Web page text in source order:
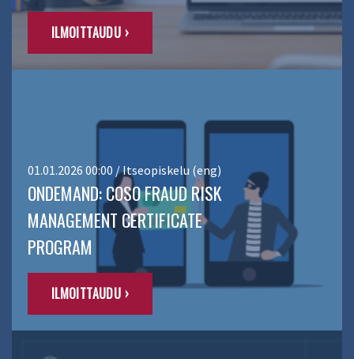
ILMOITTAUDU ›
01.01.2026 00:00 / Itseopiskelu (eng)
ONDEMAND: COSO FRAUD RISK
MANAGEMENT CERTIFICATE
PROGRAM
ILMOITTAUDU ›